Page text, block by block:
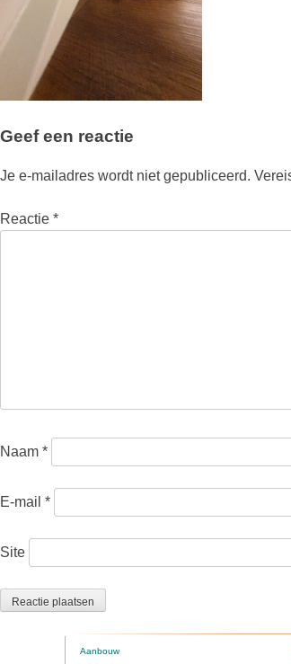
Geef een reactie
Je e-mailadres wordt niet gepubliceerd.
Reactie *
Naam *
E-mail *
Site
Aanbouw